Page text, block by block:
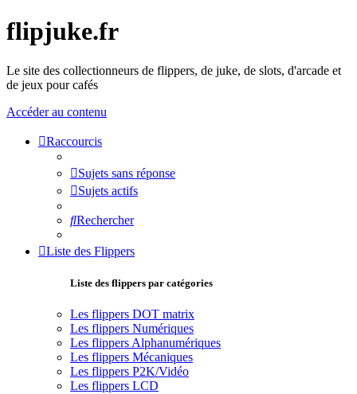
flipjuke.fr
Le site des collectionneurs de flippers, de juke, de slots, d'arcade et
de jeux pour cafés
Accéder au contenu
Raccourcis
Sujets sans réponse
Sujets actifs
Rechercher
Liste des Flippers
Liste des flippers par catégories
Les flippers DOT matrix
Les flippers Numériques
Les flippers Alphanumériques
Les flippers Mécaniques
Les flippers P2K/Vidéo
Les flippers LCD